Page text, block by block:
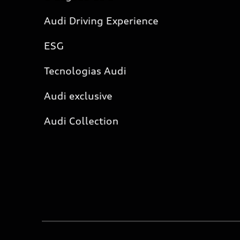
Audi Driving Experience
ESG
Tecnologias Audi
Audi exclusive
Audi Collection